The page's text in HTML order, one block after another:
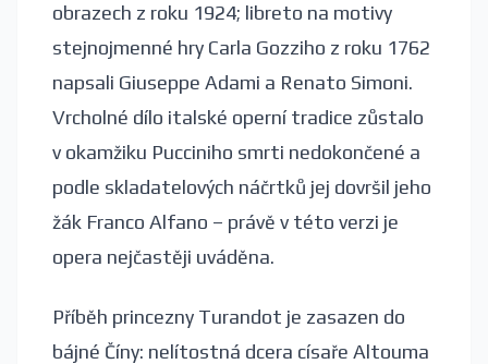
obrazech z roku 1924; libreto na motivy
stejnojmenné hry Carla Gozziho z roku 1762
napsali Giuseppe Adami a Renato Simoni.
Vrcholné dílo italské operní tradice zůstalo
v okamžiku Pucciniho smrti nedokončené a
podle skladatelových náčrtků jej dovršil jeho
žák Franco Alfano – právě v této verzi je
opera nejčastěji uváděna.
Příběh princezny Turandot je zasazen do
bájné Číny: nelítostná dcera císaře Altouma